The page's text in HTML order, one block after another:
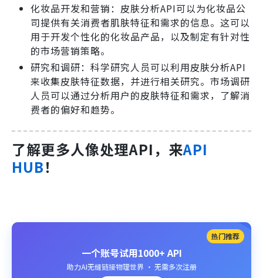
化妆品开发和营销：皮肤分析API可以为化妆品公
司提供有关消费者肌肤特征和需求的信息。这可以
用于开发个性化的化妆品产品，以及制定有针对性
的市场营销策略。
研究和调研：科学研究人员可以利用皮肤分析API
来收集皮肤特征数据，并进行相关研究。市场调研
人员可以通过分析用户的皮肤特征和需求，了解消
费者的偏好和趋势。
了解更多人像处理API，来API
HUB！
热门推荐
一个账号试用1000+ API
助力AI无缝链接物理世界 · 无需多次注册